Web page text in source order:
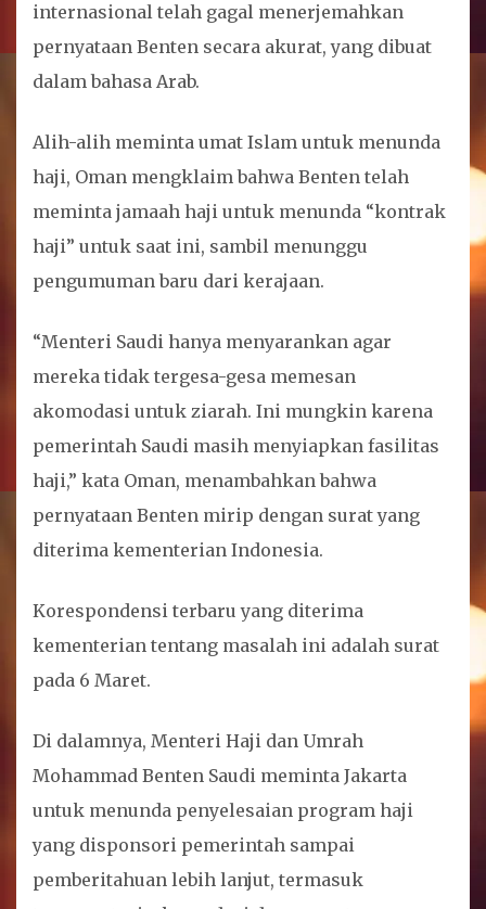
internasional telah gagal menerjemahkan
pernyataan Benten secara akurat, yang dibuat
dalam bahasa Arab.
Alih-alih meminta umat Islam untuk menunda
haji, Oman mengklaim bahwa Benten telah
meminta jamaah haji untuk menunda “kontrak
haji” untuk saat ini, sambil menunggu
pengumuman baru dari kerajaan.
“Menteri Saudi hanya menyarankan agar
mereka tidak tergesa-gesa memesan
akomodasi untuk ziarah. Ini mungkin karena
pemerintah Saudi masih menyiapkan fasilitas
haji,” kata Oman, menambahkan bahwa
pernyataan Benten mirip dengan surat yang
diterima kementerian Indonesia.
Korespondensi terbaru yang diterima
kementerian tentang masalah ini adalah surat
pada 6 Maret.
Di dalamnya, Menteri Haji dan Umrah
Mohammad Benten Saudi meminta Jakarta
untuk menunda penyelesaian program haji
yang disponsori pemerintah sampai
pemberitahuan lebih lanjut, termasuk